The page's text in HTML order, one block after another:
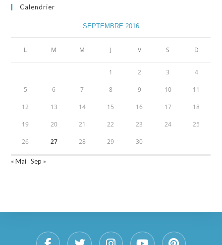
Calendrier
SEPTEMBRE 2016
L M M J V S D
1 2 3 4
5 6 7 8 9 10 11
12 13 14 15 16 17 18
19 20 21 22 23 24 25
26 27 28 29 30
« Mai Sep »